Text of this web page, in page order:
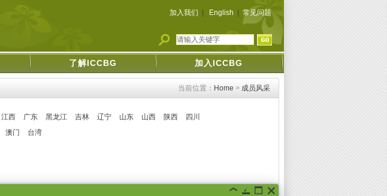
加入我们 English 常见问题
了解ICCBG 加入ICCBG
当前位置： Home > 成员风采
江西 广东 黑龙江 吉林 辽宁 山东 山西 陕西
四川
澳门 台湾